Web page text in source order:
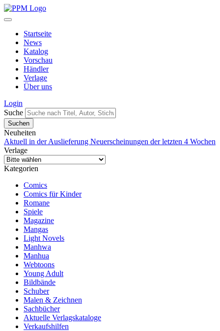
Startseite
News
Katalog
Vorschau
Händler
Verlage
Über uns
Login
Suche
Neuheiten
Aktuell in der Auslieferung Neuerscheinungen der letzten 4 Wochen
Verlage
Kategorien
Comics
Comics für Kinder
Romane
Spiele
Magazine
Mangas
Light Novels
Manhwa
Manhua
Webtoons
Young Adult
Bildbände
Schuber
Malen & Zeichnen
Sachbücher
Aktuelle Verlagskataloge
Verkaufshilfen